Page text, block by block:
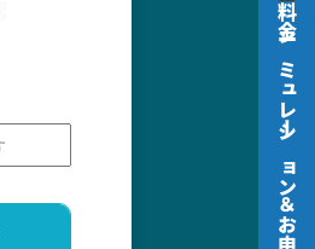
料金シミュレーション＆お申込み